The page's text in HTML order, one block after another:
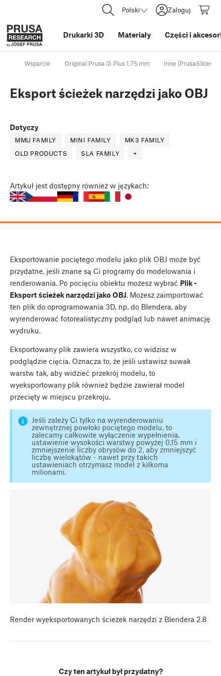
Polski Zaloguj
Drukarki 3D Materiały Części i
Wsparcie Original Prusa i3 Plus 1.75 mm Inne (PrusaSlicer)
Eksport ścieżek narzędzi jako OBJ
Dotyczy
MMU FAMILY MINI FAMILY
MK3 FAMILY
OLD PRODUCTS
SLA FAMILY +
Artykuł jest dostępny również w językach:
Eksportowanie pociętego modelu jako plik OBJ może być
przydatne, jeśli znane są Ci programy do modelowania i
renderowania. Po pocięciu obiektu możesz wybrać Plik -
Eksport ścieżek narzędzi jako OBJ. Możesz zaimportować
ten plik do oprogramowania 3D, np. do Blendera, aby
wyrenderować fotorealistyczny podgląd lub nawet animację
wydruku.
Eksportowany plik zawiera wszystko, co widzisz w
podglądzie cięcia. Oznacza to, że jeśli ustawisz suwak
warstw tak, aby widzieć przekrój modelu, to
wyeksportowany plik również będzie zawierał model
przecięty w miejscu przekroju.
Jeśli zależy Ci tylko na wyrenderowaniu
zewnętrznej powłoki pociętego modelu, to
zalecamy całkowite wyłączenie wypełnienia,
ustawienie wysokości warstwy powyżej 0,15 mm i
zmniejszenie liczby obrysów do 2, aby zmniejszyć
liczbę wielokątów - nawet przy takich
ustawieniach otrzymasz model z kilkoma
milionami.
Render wyeksportowanych ścieżek narzędzi z Blendera 2.8
Czy ten artykuł był przydatny?